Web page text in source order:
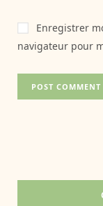
Enregistrer
navigateur pour